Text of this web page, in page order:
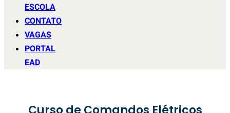
ESCOLA
CONTATO
VAGAS
PORTAL
EAD